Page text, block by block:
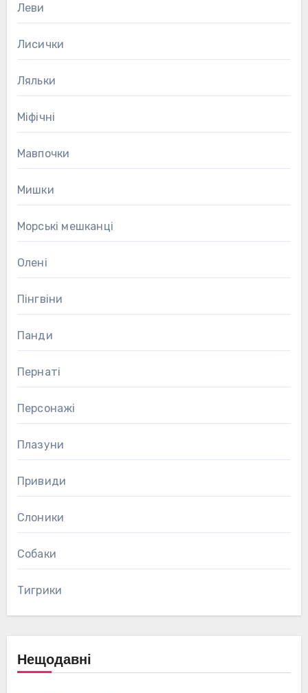
Леви
Лисички
Ляльки
Міфічні
Мавпочки
Мишки
Морські мешканці
Олені
Пінгвіни
Панди
Пернаті
Персонажі
Плазуни
Привиди
Слоники
Собаки
Тигрики
Нещодавні